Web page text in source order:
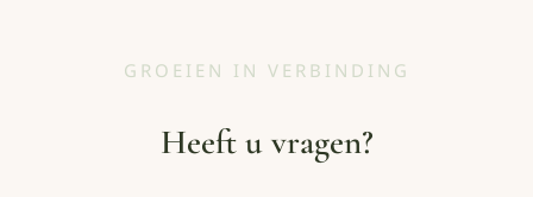
GROEIEN IN VERBINDING
Heeft u vragen?